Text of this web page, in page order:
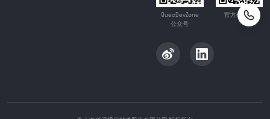
QuecDevZone
公众号
官方公众号